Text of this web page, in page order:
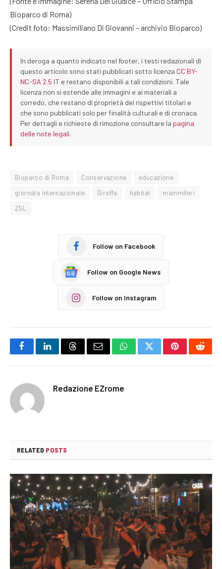
Bioparco di Roma)
(Credit foto: Massimiliano Di Giovanni – archivio Bioparco)
In deroga a quanto indicato nel footer, i testi redazionali di
questo articolo sono stati pubblicati sotto licenza CC BY-
NC-SA 2.5 IT e restano disponibili a tali condizioni. Tale
licenza non si estende alle immagini e ai materiali a
corredo, che restano di proprietà dei rispettivi titolari e
che sono pubblicati solo per finalità culturali e di cronaca.
Per dettagli e richieste di rimozione consultare la pagina
delle note legali.
Bioparco di Roma Conservazione
educazione
giornata internazionale
Giraffa habitat
mammiferi
ZSL
Follow on Facebook
Follow on Google News
Follow on Instagram
FacebookLinkedInThreadsEmail WhatsAppTwitterPinterest
Redazione EZrome
RELATED POSTS